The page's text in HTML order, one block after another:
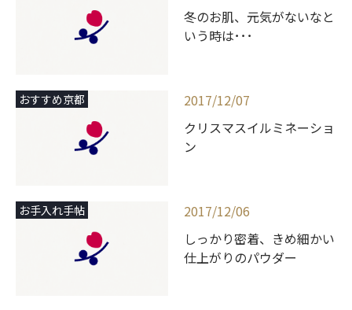
冬のお肌、元気がないなと
いう時は･･･
おすすめ京都
2017/12/07
クリスマスイルミネーショ
ン
お手入れ手帖
2017/12/06
しっかり密着、きめ細かい
仕上がりのパウダー